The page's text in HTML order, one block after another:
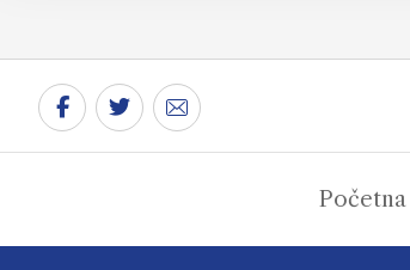
Početna